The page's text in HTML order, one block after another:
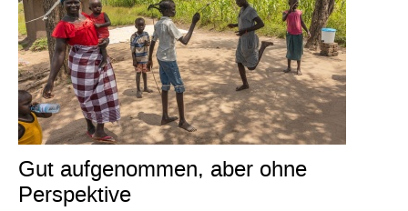
Gut aufgenommen, aber ohne
Perspektive